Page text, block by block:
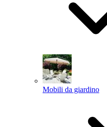
Mobili da giardino